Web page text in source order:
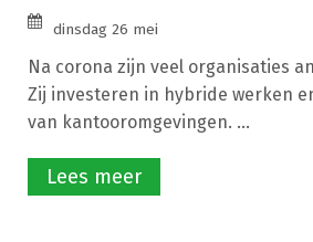
dinsdag 26 mei
Na corona zijn veel organisaties
Zij investeren in hybride werken
van kantooromgevingen. ...
Lees meer